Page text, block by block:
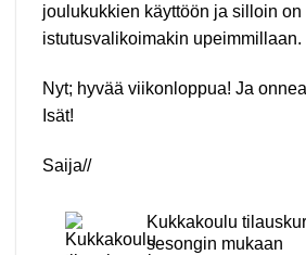
joulukukkien käyttöön ja silloin on
istutusvalikoimakin upeimmillaan.
Nyt; hyvää viikonloppua! Ja
Isät!
Saija//
Kukkakoulu
sesongin mukaan